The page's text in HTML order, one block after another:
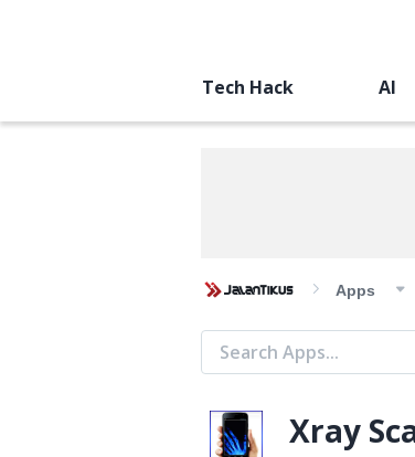
Tech Hack AI
Apps
Xray